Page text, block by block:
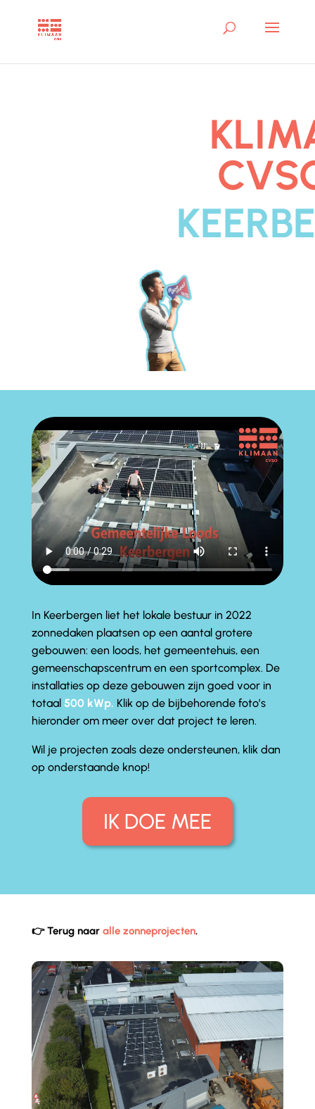
In Keerbergen liet het lokale bestuur in 2022
zonnedaken plaatsen op een aantal grotere
gebouwen: een loods, het gemeentehuis, een
gemeenschapscentrum en een sportcomplex. De
installaties op deze gebouwen zijn goed voor in
totaal 500 kWp. Klik op de bijbehorende foto’s
hieronder om meer over dat project te leren.
Wil je projecten zoals deze ondersteunen, klik dan
op onderstaande knop!
IK DOE MEE
👉 Terug naar alle zonneprojecten.